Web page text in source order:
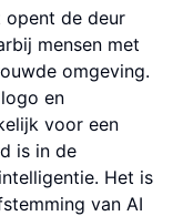
opent de deur
mensen met
omgeving.
en
voor een
is in de
Het is
van AI